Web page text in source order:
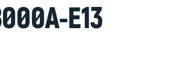
Серверы Lenovo
Серверы XFusion
E13